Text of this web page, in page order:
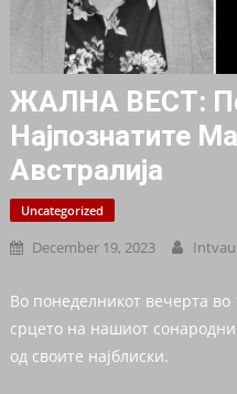
ЖАЛНА ВЕСТ:
Најпознатите
Австралија
Uncategorized
December 19, 2023
Во понеделникот вечерта во
срцето на нашиот
од своите најблиски.